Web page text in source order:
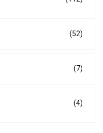
(52)
(7)
(4)